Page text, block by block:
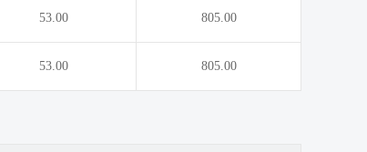
53.00 805.00
53.00 805.00